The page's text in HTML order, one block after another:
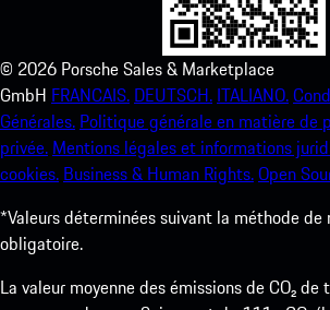
© 2026 Porsche Sales & Marketplace
GmbH FRANCAIS. DEUTSCH. ITALIANO.
Générales. Politique générale en matière de
privée. Mentions légales et informations
cookies. Business & Human Rights.Open
*Valeurs déterminées suivant la méthode de
obligatoire.
La valeur moyenne des émissions de CO₂